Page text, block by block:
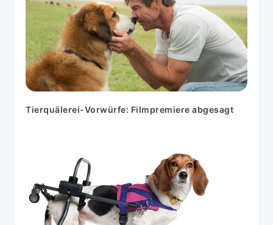
Tierquälerei-Vorwürfe: Filmpremiere abgesagt